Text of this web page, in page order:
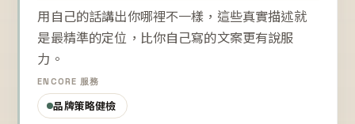
用自己的話講出你哪裡不一樣，這些真實描述就
是最精準的定位，比你自己寫的文案更有說服
力。
ENCORE 服務
品牌策略健檢